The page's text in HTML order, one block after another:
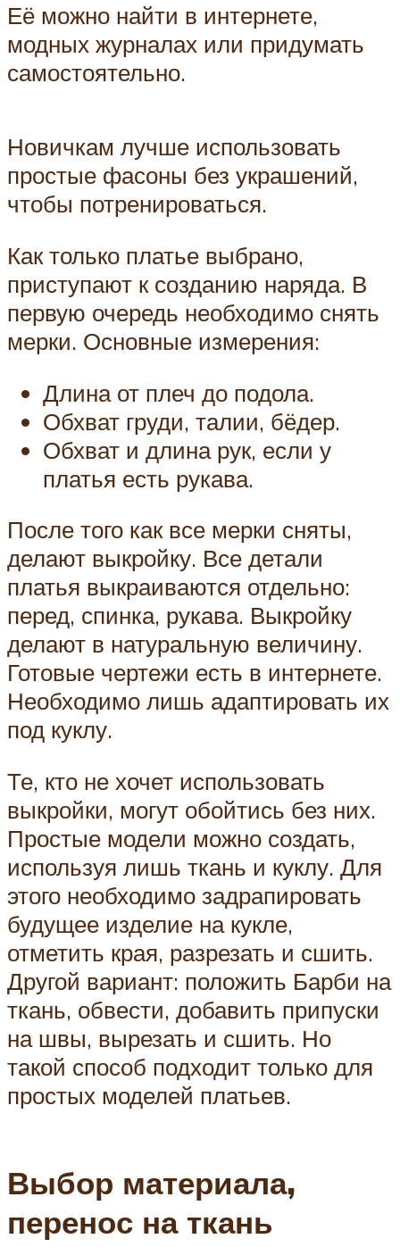
Её можно найти в интернете,
модных журналах или придумать
самостоятельно.
Новичкам лучше использовать
простые фасоны без украшений,
чтобы потренироваться.
Как только платье выбрано,
приступают к созданию наряда. В
первую очередь необходимо снять
мерки. Основные измерения:
Длина от плеч до подола.
Обхват груди, талии, бёдер.
Обхват и длина рук, если у
платья есть рукава.
После того как все мерки сняты,
делают выкройку. Все детали
платья выкраиваются отдельно:
перед, спинка, рукава. Выкройку
делают в натуральную величину.
Готовые чертежи есть в интернете.
Необходимо лишь адаптировать их
под куклу.
Те, кто не хочет использовать
выкройки, могут обойтись без них.
Простые модели можно создать,
используя лишь ткань и куклу. Для
этого необходимо задрапировать
будущее изделие на кукле,
отметить края, разрезать и сшить.
Другой вариант: положить Барби на
ткань, обвести, добавить припуски
на швы, вырезать и сшить. Но
такой способ подходит только для
простых моделей платьев.
Выбор материала,
перенос на ткань